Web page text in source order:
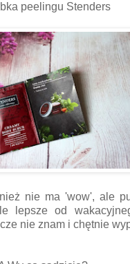
peelingu Stenders
nie ma 'wow', ale
lepsze od
nie znam i chętnie